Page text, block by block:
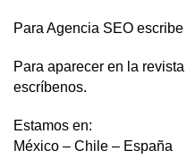
Para Agencia SEO
Para aparecer en la
escríbenos.
Estamos en:
México – Chile – España